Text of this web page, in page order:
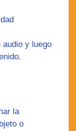
audio y luego
la
o